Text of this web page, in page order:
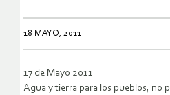
18 MAYO, 2011
17 de Mayo 2011
Agua y tierra para los pueblos, no